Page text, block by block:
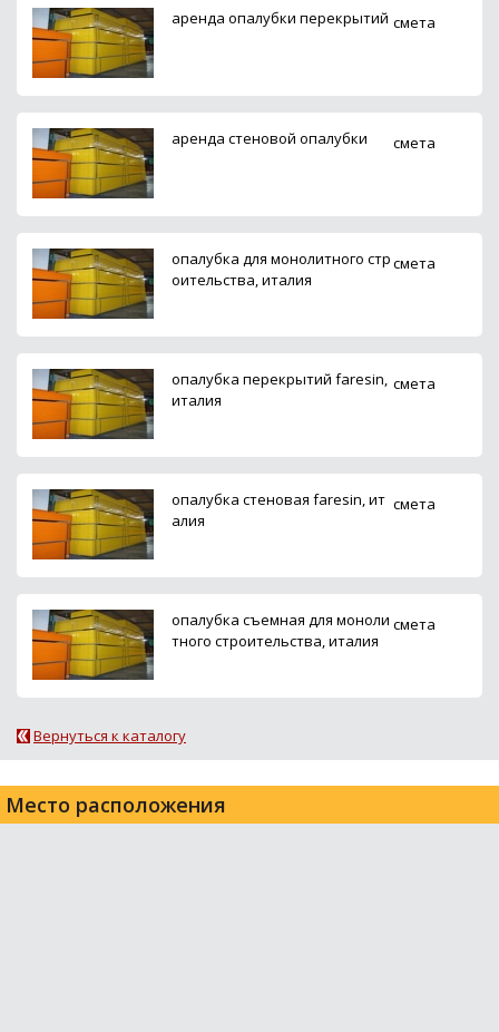
аренда опалубки перекрытий смета
аренда стеновой опалубки смета
опалубка для монолитного стр
оительства, италия
смета
опалубка перекрытий faresin,
италия
смета
опалубка стеновая faresin, ит
алия
смета
опалубка съемная для моноли
тного строительства, италия
смета
Вернуться к каталогу
Место расположения